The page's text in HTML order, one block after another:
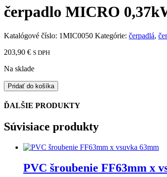
čerpadlo MICRO
Katalógové číslo: 1MIC0050 Kategórie: čerpadlá,
203,90 € S DPH
Na sklade
množstvo
čerpadlo
MICRO
0,37kW
pri
Pridať do košíka
ĎALŠIE PRODUKTY
Súvisiace produkty
PVC šroubenie FF63mm x